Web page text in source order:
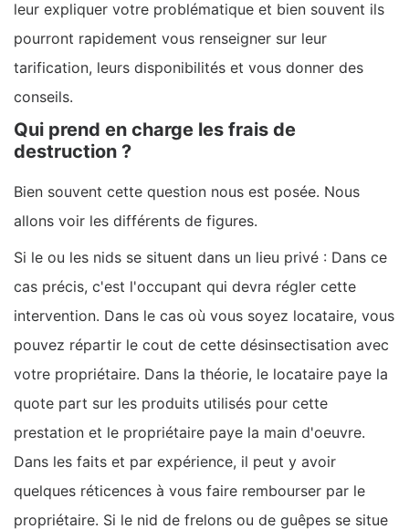
leur expliquer votre problématique et bien souvent ils
pourront rapidement vous renseigner sur leur
tarification, leurs disponibilités et vous donner des
conseils.
Qui prend en charge les frais de
destruction ?
Bien souvent cette question nous est posée. Nous
allons voir les différents de figures.
Si le ou les nids se situent dans un lieu privé : Dans ce
cas précis, c'est l'occupant qui devra régler cette
intervention. Dans le cas où vous soyez locataire, vous
pouvez répartir le cout de cette désinsectisation avec
votre propriétaire. Dans la théorie, le locataire paye la
quote part sur les produits utilisés pour cette
prestation et le propriétaire paye la main d'oeuvre.
Dans les faits et par expérience, il peut y avoir
quelques réticences à vous faire rembourser par le
propriétaire. Si le nid de frelons ou de guêpes se situe